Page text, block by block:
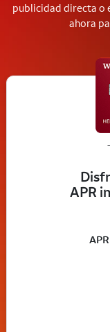
publicidad directa o
ahora
APR
APR